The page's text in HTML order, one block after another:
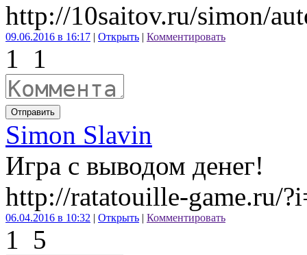
http://10saitov.ru/simon/
09.06.2016 в 16:17 | Открыть | Комментировать
1 1
Отправить
Simon Slavin
Игра с выводом денег!
http://ratatouille-game.ru/
06.04.2016 в 10:32 | Открыть | Комментировать
1 5